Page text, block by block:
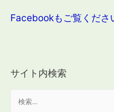
Facebookもご覧くださ
サイト内検索